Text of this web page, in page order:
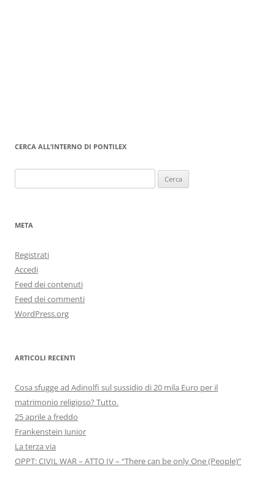
CERCA ALL’INTERNO DI PONTILEX
per:
META
Registrati
Accedi
Feed dei contenuti
Feed dei commenti
WordPress.org
ARTICOLI RECENTI
Cosa sfugge ad Adinolfi sul sussidio di 20 mila Euro per il
matrimonio religioso? Tutto.
25 aprile a freddo
Frankenstein Junior
La terza via
OPPT: CIVIL WAR – ATTO IV – “There can be only One (People)”